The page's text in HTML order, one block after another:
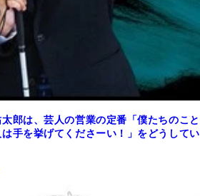
郎は、芸人の営業の定番「僕たちのこと
手を挙げてくださーい！」をどうしてい